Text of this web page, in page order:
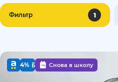
Фильтр 1
4% Снова в школу